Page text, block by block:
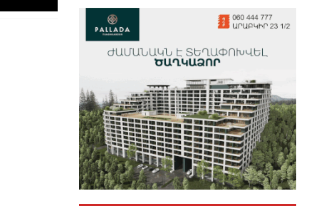
Երգչուհի Բեյոնսեն ​​4 դատական
հայց է ներկայացրել Թուրքիայում
Երևանյան լճում իրականացվել են
մաքրման աշխատանքներ
10 ժամ առաջ
Իտալական Սիցիլիա կղզում